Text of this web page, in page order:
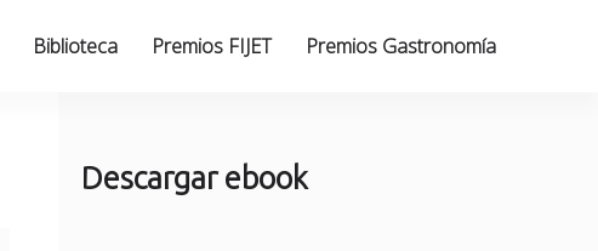
Biblioteca Premios FIJET Premios Gastronomía
Descargar ebook